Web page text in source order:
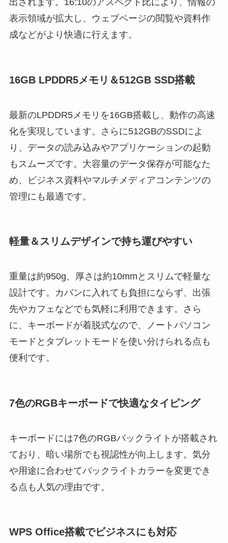
出されます。16:10のアスペクト比により、情報の
表示領域が拡大し、ウェブページの閲覧や資料作
成などがより快適に行えます。
16GB LPDDR5メモリ＆512GB SSD搭載
最新のLPDDR5メモリを16GB搭載し、動作の高速
化を実現しています。さらに512GBのSSDによ
り、データの読み込みやアプリケーションの起動
もスムーズです。大容量のデータ保存が可能なた
め、ビジネス資料やマルチメディアコンテンツの
管理にも最適です。
軽量＆スリムデザインで持ち運びやすい
重量は約950g、厚さは約10mmとスリムで軽量な
設計です。カバンに入れても負担にならず、出張
先やカフェなどでも気軽に利用できます。さら
に、キーボードが着脱式なので、ノートパソコン
モードとタブレットモードを使い分けられる点も
便利です。
7色のRGBキーボードで快適なタイピング
キーボードには7色のRGBバックライトが搭載され
ており、暗い場所でも視認性が向上します。気分
や用途に合わせてバックライトカラーを変更でき
る点も人気の理由です。
WPS Office搭載でビジネスにも対応